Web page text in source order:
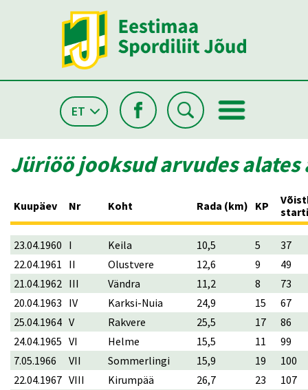
ET
Jüriöö jooksud arvudes alates
Kuupäev Nr Koht Rada (km) KP
23.04.1960 I Keila 10,5 5
37
22.04.1961 II Olustvere 12,6 9
49
21.04.1962 III Vändra 11,2 8
73
20.04.1963 IV Karksi-Nuia 24,9 15
67
25.04.1964 V Rakvere 25,5 17
86
24.04.1965 VI Helme 15,5 11
99
7.05.1966
VII Sommerlingi 15,9 19
100
22.04.1967 VIII Kirumpää 26,7 23
107